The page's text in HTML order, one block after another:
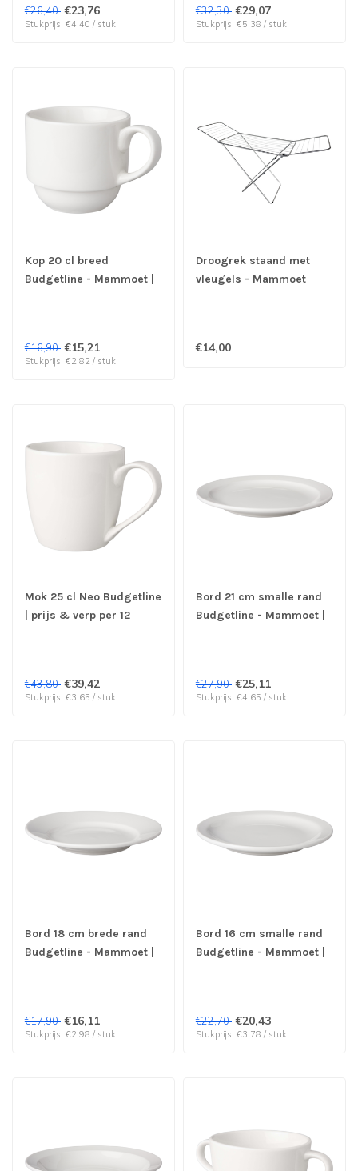
€26,40 €23,76
Stukprijs: €4,40 / stuk
€32,30 €29,07
Stukprijs: €5,38 / stuk
Kop 20 cl breed
Budgetline - Mammoet |
€16,90 €15,21
Stukprijs: €2,82 / stuk
Droogrek staand met
vleugels - Mammoet
€14,00
Mok 25 cl Neo Budgetline
| prijs & verp per 12
€43,80 €39,42
Stukprijs: €3,65 / stuk
Bord 21 cm smalle rand
Budgetline - Mammoet |
€27,90 €25,11
Stukprijs: €4,65 / stuk
Bord 18 cm brede rand
Budgetline - Mammoet |
€17,90 €16,11
Stukprijs: €2,98 / stuk
Bord 16 cm smalle rand
Budgetline - Mammoet |
€22,70 €20,43
Stukprijs: €3,78 / stuk